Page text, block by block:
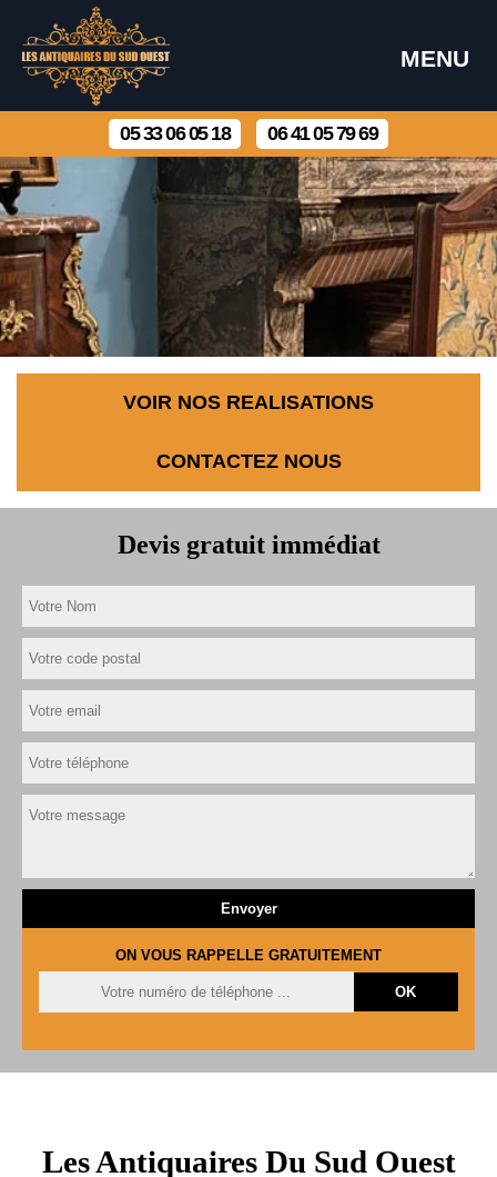
MENU
05 33 06 05 18 06 41 05 79 69
VOIR NOS REALISATIONS
CONTACTEZ NOUS
Devis gratuit immédiat
ON VOUS RAPPELLE GRATUITEMENT
Les Antiquaires Du Sud Ouest